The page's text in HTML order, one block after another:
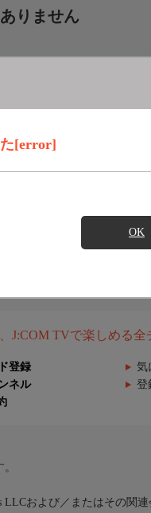
[error]
OK
りません
J:COM TVで楽しめる
登録 気
ネル 登
および／またはその関